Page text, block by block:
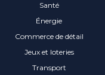
Santé
Énergie
Commerce de détail
Jeux et loteries
Transport